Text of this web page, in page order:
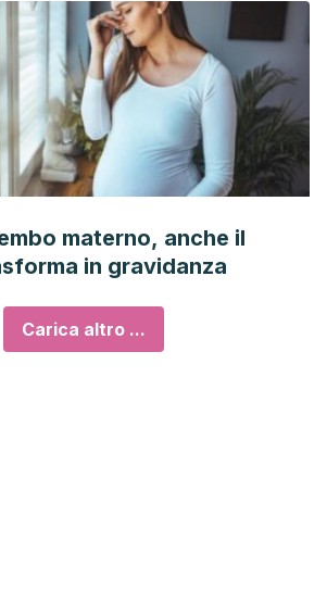
materno, anche il
in gravidanza
Carica altro ...